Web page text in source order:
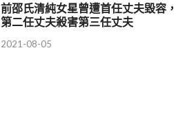
前邵氏清純女星曾遭首任丈夫毀容，
第二任丈夫殺害第三任丈夫
2021-08-05